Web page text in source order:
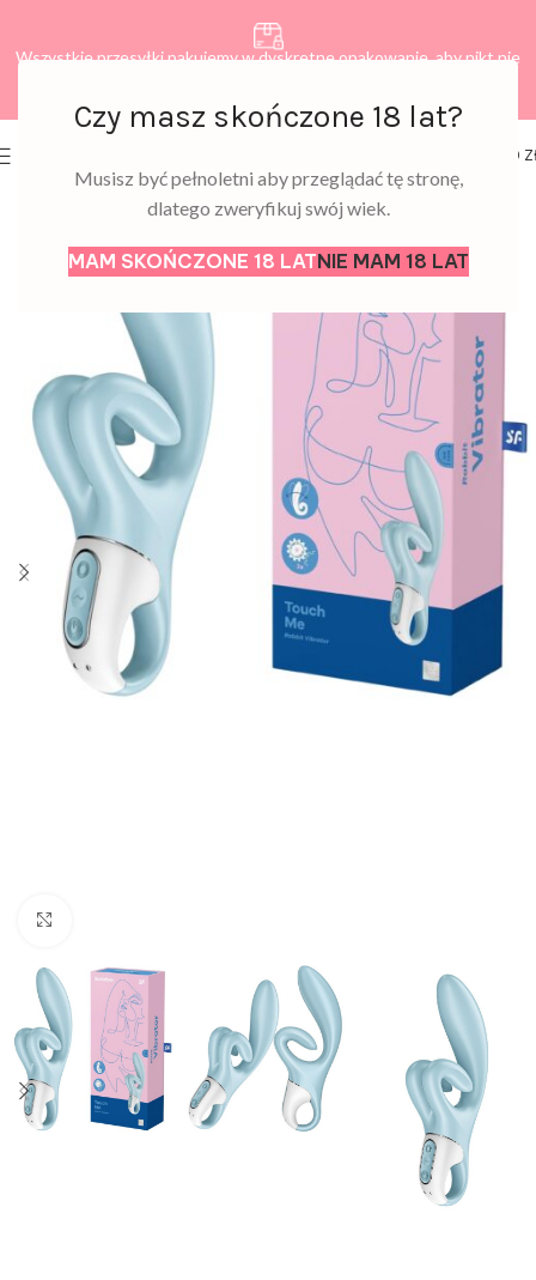
Czy masz skończone 18 lat?
Musisz być pełnoletni aby przeglądać tę stronę,
dlatego zweryfikuj swój wiek.
MAM SKOŃCZONE 18 LATNIE MAM 18 LAT
Wszystkie przesyłki pakujemy w dyskretne opakowanie, aby nikt nie
0,00